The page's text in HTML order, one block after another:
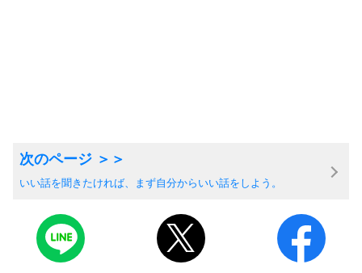
いい話を聞きたければ、まず自分からいい話をしよう。